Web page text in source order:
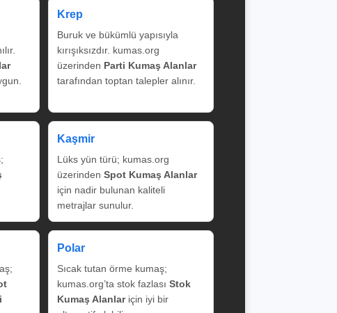
Krep
Buruk ve bükümlü yapısıyla
kırışıksızdır. kumas.org
üzerinden Parti Kumaş Alanlar
tarafından toptan talepler alınır.
Kaşmir
Lüks yün türü; kumas.org
üzerinden Spot Kumaş Alanlar
için nadir bulunan kaliteli
metrajlar sunulur.
Polar
Sıcak tutan örme kumaş;
kumas.org’ta stok fazlası Stok
Kumaş Alanlariçin iyi bir